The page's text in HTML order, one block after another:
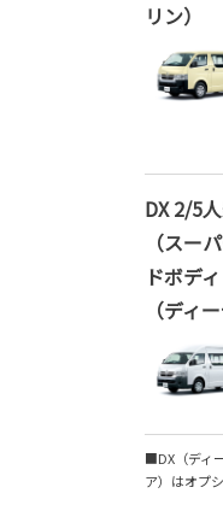
リン）
DX 2/5
（スー
ドボデ
（ディ
■DX（ディ
ア）はオプ